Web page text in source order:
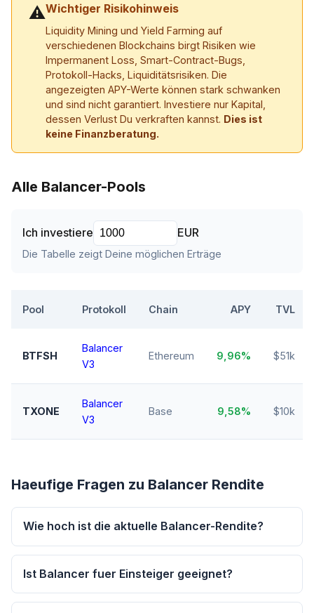
⚠Wichtiger Risikohinweis
Liquidity Mining und Yield Farming auf
verschiedenen Blockchains birgt Risiken wie
Impermanent Loss, Smart-Contract-Bugs,
Protokoll-Hacks, Liquiditätsrisiken. Die
angezeigten APY-Werte können stark schwanken
und sind nicht garantiert. Investiere nur Kapital,
dessen Verlust Du verkraften kannst. Dies ist
keine Finanzberatung.
Alle Balancer-Pools
Ich investiere EUR
Die Tabelle zeigt Deine möglichen Erträge
Pool Protokoll Chain APY TVL
BTFSH
Balancer
V3
Ethereum 9,96% $51k
TXONE
Balancer
V3
Base 9,58% $10k
Haeufige Fragen zu Balancer Rendite
Wie hoch ist die aktuelle Balancer-Rendite?
Ist Balancer fuer Einsteiger geeignet?